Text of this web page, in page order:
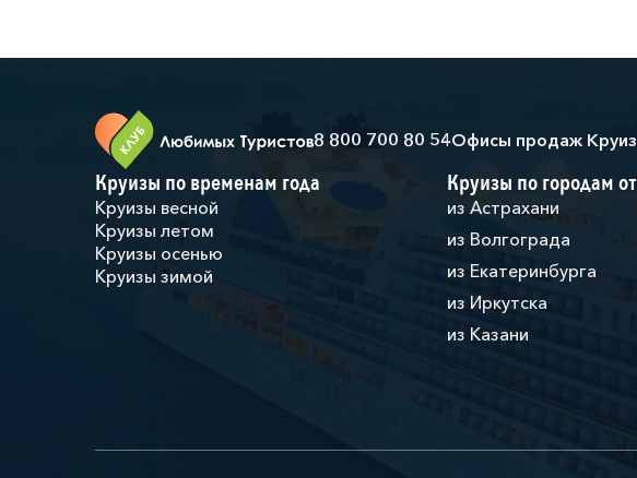
8 800 700 80 54Офисы продаж
Круизы по временам года
Круизы весной
Круизы летом
Круизы осенью
Круизы зимой
Круизы по городам
из Астрахани
из Волгограда
из Екатеринбурга
из Иркутска
из Казани